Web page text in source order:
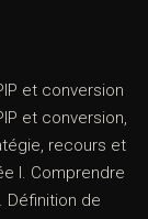
et conversion
et conversion,
recours et
I. Comprendre
Définition de